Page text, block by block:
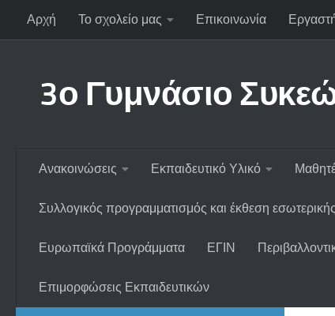
Skip to content
Αρχή Το σχολείο μας Επικοινωνία
3ο Γυμνάσιο
Ανακοινώσεις Εκπαιδευτικό Υλικό
Συλλογικός προγραμματισμός και έκθεση
Ευρωπαϊκά Προγράμματα ΕΓΙΝ
Επιμορφώσεις Εκπαιδευτικών